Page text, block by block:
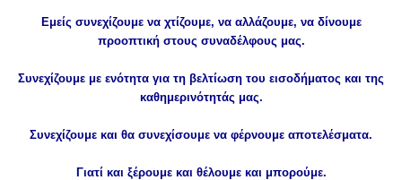
Εμείς συνεχίζουμε να χτίζουμε, να αλλάζουμε, να δίνουμε
προοπτική στους συναδέλφους μας.
Συνεχίζουμε με ενότητα για τη βελτίωση του εισοδήματος και της
καθημερινότητάς μας.
Συνεχίζουμε και θα συνεχίσουμε να φέρνουμε αποτελέσματα.
Γιατί και ξέρουμε και θέλουμε και μπορούμε.